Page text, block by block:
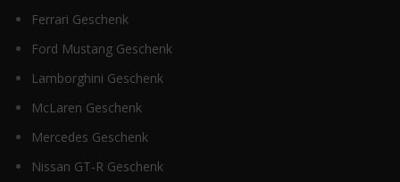
Ferrari Geschenk
Ford Mustang Geschenk
Lamborghini Geschenk
McLaren Geschenk
Mercedes Geschenk
Nissan GT-R Geschenk